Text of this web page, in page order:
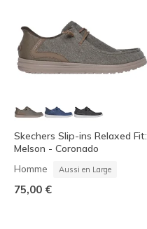
Skechers Slip-ins Relaxed Fit:
Melson - Coronado
Homme Aussi en Large
75,00 €